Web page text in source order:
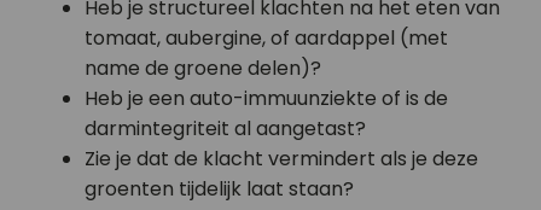
Heb je structureel klachten na het eten van
tomaat, aubergine, of aardappel (met
name de groene delen)?
Heb je een auto-immuun­ziekte of is de
darmintegriteit al aangetast?
Zie je dat de klacht vermindert als je deze
groenten tijdelijk laat staan?